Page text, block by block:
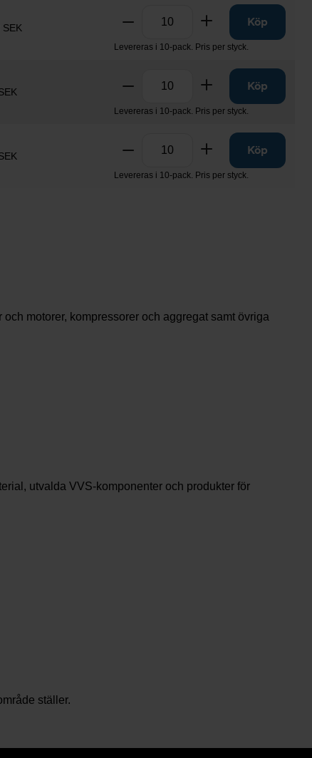
SEK Ta bort Lägg tillKöp
Levereras i 10-pack. Pris per styck.
Ta bort Lägg tillKöp
Levereras i 10-pack. Pris per styck.
Ta bort Lägg tillKöp
Levereras i 10-pack. Pris per styck.
motorer, kompressorer och aggregat samt övriga
utvalda VVS-komponenter och produkter för
ställer.